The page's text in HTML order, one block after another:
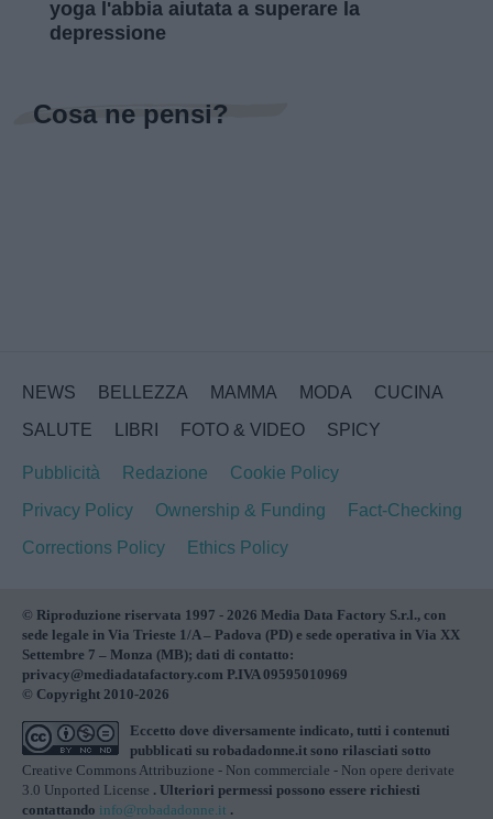
yoga l'abbia aiutata a superare la
depressione
Cosa ne pensi?
NEWS BELLEZZA MAMMA MODA
CUCINA
SALUTE
LIBRI FOTO & VIDEO SPICY
Pubblicità Redazione
Cookie Policy
Privacy Policy
Ownership & Funding
Fact-Checking
Corrections Policy
Ethics Policy
© Riproduzione riservata 1997 - 2026 Media Data Factory S.r.l., con
sede legale in Via Trieste 1/A – Padova (PD) e sede operativa in Via XX
Settembre 7 – Monza (MB); dati di contatto:
privacy@mediadatafactory.com P.IVA 09595010969
© Copyright 2010-2026
Eccetto dove diversamente indicato, tutti i contenuti
pubblicati su robadadonne.it sono rilasciati sotto
Creative Commons Attribuzione - Non commerciale - Non opere derivate
3.0 Unported License . Ulteriori permessi possono essere richiesti
contattando info@robadadonne.it .